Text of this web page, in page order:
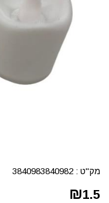
מק"ט : 3840983840982
₪1.5